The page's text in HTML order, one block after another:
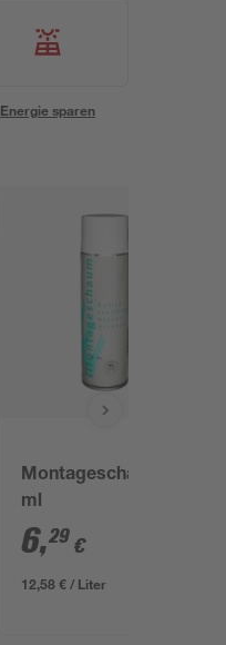
Energie sparen
Montageschaum 500
ml
6,29 €
12,58 € / Liter